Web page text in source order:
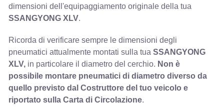
dimensioni dell'equipaggiamento originale della tua
SSANGYONG XLV.
Ricorda di verificare sempre le dimensioni degli
pneumatici attualmente montati sulla tua SSANGYONG
XLV,in particolare il diametro del cerchio. Non è
possibile montare pneumatici di diametro diverso da
quello previsto dal Costruttore del tuo veicolo e
riportato sulla Carta di Circolazione.